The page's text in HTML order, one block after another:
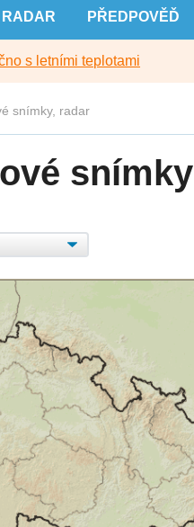
RADAR PŘEDPOVĚĎ
s letními teplotami
snímky, radar
snímky